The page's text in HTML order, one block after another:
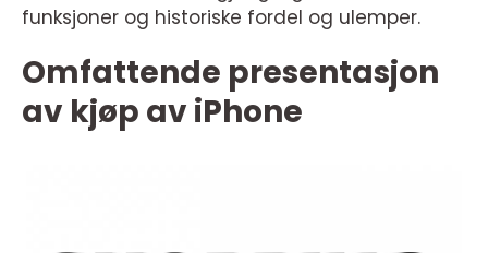
funksjoner og historiske fordel og ulemper.
Omfattende presentasjon
av kjøp av iPhone